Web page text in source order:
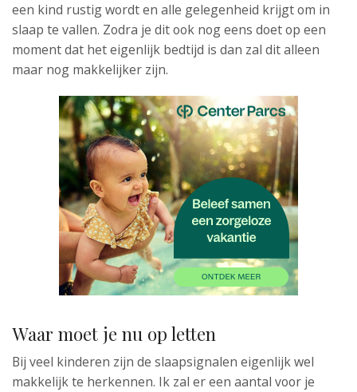
een kind rustig wordt en alle gelegenheid krijgt om in
slaap te vallen. Zodra je dit ook nog eens doet op een
moment dat het eigenlijk bedtijd is dan zal dit alleen
maar nog makkelijker zijn.
Waar moet je nu op letten
Bij veel kinderen zijn de slaapsignalen eigenlijk wel
makkelijk te herkennen. Ik zal er een aantal voor je